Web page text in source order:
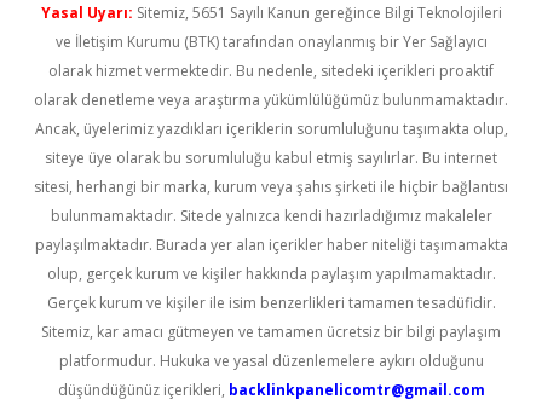
Yasal Uyarı: Sitemiz, 5651 Sayılı Kanun gereğince Bilgi Teknolojileri
ve İletişim Kurumu (BTK) tarafından onaylanmış bir Yer Sağlayıcı
olarak hizmet vermektedir. Bu nedenle, sitedeki içerikleri proaktif
olarak denetleme veya araştırma yükümlülüğümüz bulunmamaktadır.
Ancak, üyelerimiz yazdıkları içeriklerin sorumluluğunu taşımakta olup,
siteye üye olarak bu sorumluluğu kabul etmiş sayılırlar. Bu internet
sitesi, herhangi bir marka, kurum veya şahıs şirketi ile hiçbir bağlantısı
bulunmamaktadır. Sitede yalnızca kendi hazırladığımız makaleler
paylaşılmaktadır. Burada yer alan içerikler haber niteliği taşımamakta
olup, gerçek kurum ve kişiler hakkında paylaşım yapılmamaktadır.
Gerçek kurum ve kişiler ile isim benzerlikleri tamamen tesadüfidir.
Sitemiz, kar amacı gütmeyen ve tamamen ücretsiz bir bilgi paylaşım
platformudur. Hukuka ve yasal düzenlemelere aykırı olduğunu
düşündüğünüz içerikleri, backlinkpanelicomtr@gmail.com